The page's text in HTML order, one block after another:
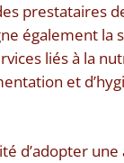
prestataires
également la
liés à la
et
d’adopter